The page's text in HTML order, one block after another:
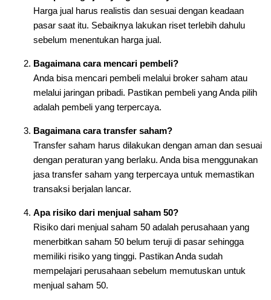
Harga jual harus realistis dan sesuai dengan keadaan
pasar saat itu. Sebaiknya lakukan riset terlebih dahulu
sebelum menentukan harga jual.
Bagaimana cara mencari pembeli?
Anda bisa mencari pembeli melalui broker saham atau
melalui jaringan pribadi. Pastikan pembeli yang Anda pilih
adalah pembeli yang terpercaya.
Bagaimana cara transfer saham?
Transfer saham harus dilakukan dengan aman dan sesuai
dengan peraturan yang berlaku. Anda bisa menggunakan
jasa transfer saham yang terpercaya untuk memastikan
transaksi berjalan lancar.
Apa risiko dari menjual saham 50?
Risiko dari menjual saham 50 adalah perusahaan yang
menerbitkan saham 50 belum teruji di pasar sehingga
memiliki risiko yang tinggi. Pastikan Anda sudah
mempelajari perusahaan sebelum memutuskan untuk
menjual saham 50.